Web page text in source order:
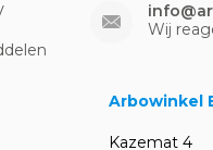
Wij
Arbowinkel
Kazemat 4